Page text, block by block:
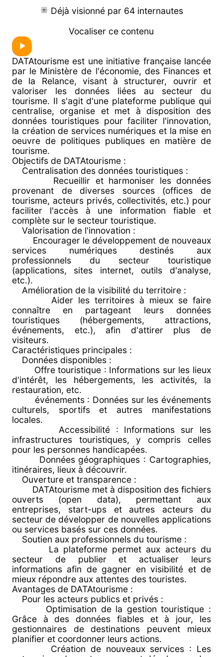
Déjà visionné par 64 internautes
Vocaliser ce contenu
DATAtourisme est une initiative française lancée
par le Ministère de l'économie, des Finances et
de la Relance, visant à structurer, ouvrir et
valoriser les données liées au secteur du
tourisme. Il s'agit d'une plateforme publique qui
centralise, organise et met à disposition des
données touristiques pour faciliter l'innovation,
la création de services numériques et la mise en
oeuvre de politiques publiques en matière de
tourisme.
Objectifs de DATAtourisme :
Centralisation des données touristiques :
Recueillir et harmoniser les données
provenant de diverses sources (offices de
tourisme, acteurs privés, collectivités, etc.) pour
faciliter l'accès à une information fiable et
complète sur le secteur touristique.
Valorisation de l'innovation :
Encourager le développement de nouveaux
services numériques destinés aux
professionnels du secteur touristique
(applications, sites internet, outils d'analyse,
etc.).
Amélioration de la visibilité du territoire :
Aider les territoires à mieux se faire
connaître en partageant leurs données
touristiques (hébergements, attractions,
événements, etc.), afin d'attirer plus de
visiteurs.
Caractéristiques principales :
Données disponibles :
Offre touristique : Informations sur les lieux
d'intérêt, les hébergements, les activités, la
restauration, etc.
événements : Données sur les événements
culturels, sportifs et autres manifestations
locales.
Accessibilité : Informations sur les
infrastructures touristiques, y compris celles
pour les personnes handicapées.
Données géographiques : Cartographies,
itinéraires, lieux à découvrir.
Ouverture et transparence :
DATAtourisme met à disposition des fichiers
ouverts (open data), permettant aux
entreprises, start-ups et autres acteurs du
secteur de développer de nouvelles applications
ou services basés sur ces données.
Soutien aux professionnels du tourisme :
La plateforme permet aux acteurs du
secteur de publier et actualiser leurs
informations afin de gagner en visibilité et de
mieux répondre aux attentes des touristes.
Avantages de DATAtourisme :
Pour les acteurs publics et privés :
Optimisation de la gestion touristique :
Grâce à des données fiables et à jour, les
gestionnaires de destinations peuvent mieux
planifier et coordonner leurs actions.
Création de nouveaux services : Les